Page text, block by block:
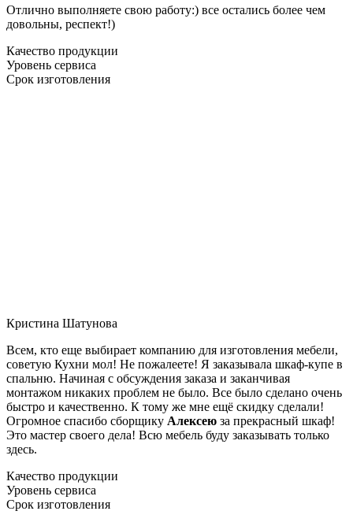
Отлично выполняете свою работу:) все остались более чем
довольны, респект!)
Качество продукции
Уровень сервиса
Срок изготовления
Кристина Шатунова
Всем, кто еще выбирает компанию для изготовления мебели,
советую Кухни мол! Не пожалеете! Я заказывала шкаф-купе в
спальню. Начиная с обсуждения заказа и заканчивая
монтажом никаких проблем не было. Все было сделано очень
быстро и качественно. К тому же мне ещё скидку сделали!
Огромное спасибо сборщику Алексею за прекрасный шкаф!
Это мастер своего дела! Всю мебель буду заказывать только
здесь.
Качество продукции
Уровень сервиса
Срок изготовления